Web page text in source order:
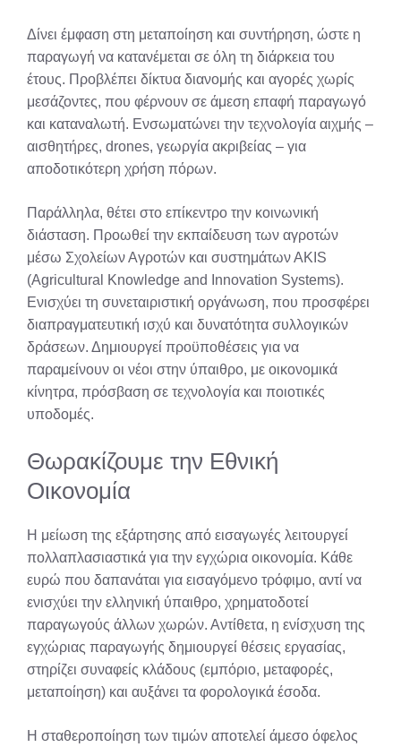
Δίνει έμφαση στη μεταποίηση και συντήρηση, ώστε η
παραγωγή να κατανέμεται σε όλη τη διάρκεια του
έτους. Προβλέπει δίκτυα διανομής και αγορές χωρίς
μεσάζοντες, που φέρνουν σε άμεση επαφή παραγωγό
και καταναλωτή. Ενσωματώνει την τεχνολογία αιχμής –
αισθητήρες, drones, γεωργία ακριβείας – για
αποδοτικότερη χρήση πόρων.
Παράλληλα, θέτει στο επίκεντρο την κοινωνική
διάσταση. Προωθεί την εκπαίδευση των αγροτών
μέσω Σχολείων Αγροτών και συστημάτων ΑΚΙS
(Agricultural Knowledge and Innovation Systems).
Ενισχύει τη συνεταιριστική οργάνωση, που προσφέρει
διαπραγματευτική ισχύ και δυνατότητα συλλογικών
δράσεων. Δημιουργεί προϋποθέσεις για να
παραμείνουν οι νέοι στην ύπαιθρο, με οικονομικά
κίνητρα, πρόσβαση σε τεχνολογία και ποιοτικές
υποδομές.
Θωρακίζουμε την Εθνική
Οικονομία
Η μείωση της εξάρτησης από εισαγωγές λειτουργεί
πολλαπλασιαστικά για την εγχώρια οικονομία. Κάθε
ευρώ που δαπανάται για εισαγόμενο τρόφιμο, αντί να
ενισχύει την ελληνική ύπαιθρο, χρηματοδοτεί
παραγωγούς άλλων χωρών. Αντίθετα, η ενίσχυση της
εγχώριας παραγωγής δημιουργεί θέσεις εργασίας,
στηρίζει συναφείς κλάδους (εμπόριο, μεταφορές,
μεταποίηση) και αυξάνει τα φορολογικά έσοδα.
Η σταθεροποίηση των τιμών αποτελεί άμεσο όφελος